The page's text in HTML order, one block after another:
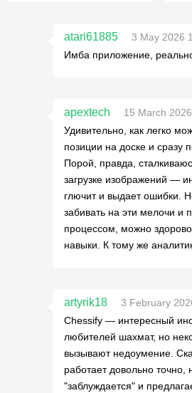
atari61885
3 May 2026
Имба приложение,
apextech
15 March
Удивительно, как легко
позиции на доске и сразу
Порой, правда,
загрузке изображений —
глючит и выдает ошибки.
забивать на эти мелочи и
процессом, можно
навыки. К тому же
artyrik18
3 February
Chessify — интересный
любителей шахмат, но
вызывают недоумение.
работает довольно точно,
"заблуждается" и